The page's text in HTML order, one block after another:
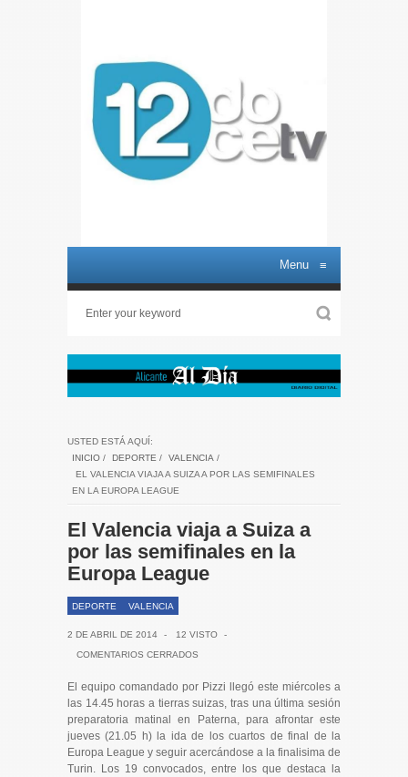
Menu ≡
USTED ESTÁ AQUÍ:
INICIO / DEPORTE / VALENCIA /
EL VALENCIA VIAJA A SUIZA A POR LAS SEMIFINALES
EN LA EUROPA LEAGUE
El Valencia viaja a Suiza a
por las semifinales en la
Europa League
DEPORTE VALENCIA
2 DE ABRIL DE 2014 - 12 VISTO
-
COMENTARIOS CERRADOS
El equipo comandado por Pizzi llegó este miércoles a
las 14.45 horas a tierras suizas, tras una última sesión
preparatoria matinal en Paterna, para afrontar este
jueves (21.05 h) la ida de los cuartos de final de la
Europa League y seguir acercándose a la finalisima de
Turin. Los 19 convocados, entre los que destaca la